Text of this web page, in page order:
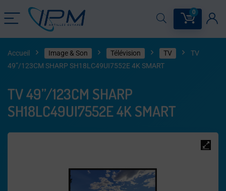
0
Accueil Image & Son Télévision TV
TV
49”/123CM SHARP SH18LC49UI7552E 4K SMART
TV 49”/123CM SHARP
SH18LC49UI7552E 4K SMART